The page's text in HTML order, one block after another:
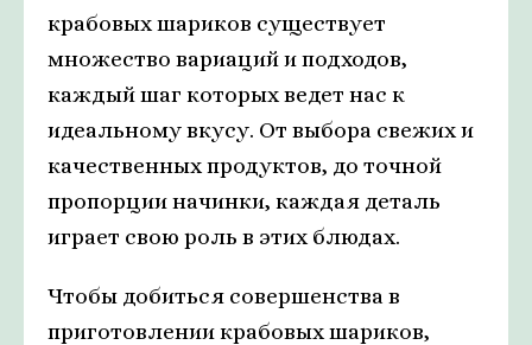
крабовых шариков существует
множество вариаций и подходов,
каждый шаг которых ведет нас к
идеальному вкусу. От выбора свежих и
качественных продуктов, до точной
пропорции начинки, каждая деталь
играет свою роль в этих блюдах.
Чтобы добиться совершенства в
приготовлении крабовых шариков,